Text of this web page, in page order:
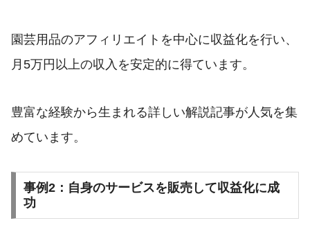
園芸用品のアフィリエイトを中心に収益化を行い、
月5万円以上の収入を安定的に得ています。
豊富な経験から生まれる詳しい解説記事が人気を集
めています。
事例2：自身のサービスを販売して収益化に成
功